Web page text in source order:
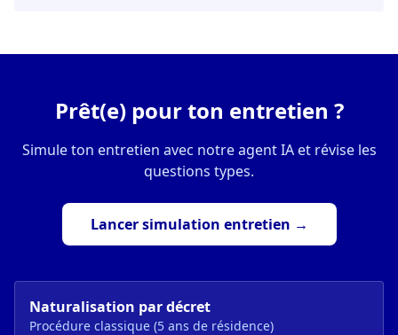
Prêt(e) pour ton entretien ?
Simule ton entretien avec notre agent IA et révise les
questions types.
Lancer simulation entretien →
Naturalisation par décret
Procédure classique (5 ans de résidence)